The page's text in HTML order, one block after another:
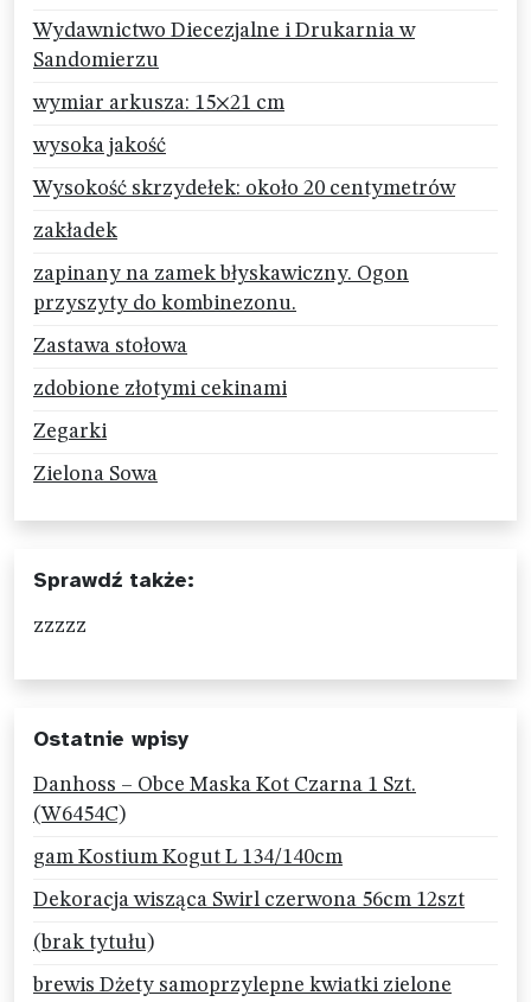
Wydawnictwo Diecezjalne i Drukarnia w
Sandomierzu
wymiar arkusza: 15×21 cm
wysoka jakość
Wysokość skrzydełek: około 20 centymetrów
zakładek
zapinany na zamek błyskawiczny. Ogon
przyszyty do kombinezonu.
Zastawa stołowa
zdobione złotymi cekinami
Zegarki
Zielona Sowa
Sprawdź także:
zzzzz
Ostatnie wpisy
Danhoss – Obce Maska Kot Czarna 1 Szt.
(W6454C)
gam Kostium Kogut L 134/140cm
Dekoracja wisząca Swirl czerwona 56cm 12szt
(brak tytułu)
brewis Dżety samoprzylepne kwiatki zielone